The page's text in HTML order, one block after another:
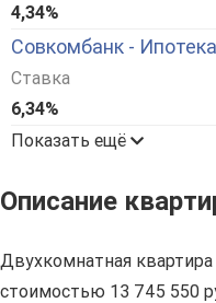
4,34%
Совкомбанк -
Ставка
6,34%
Показать ещё
Описание
Двухкомнатная
стоимостью 13 745 550